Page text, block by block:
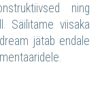
ning
Säilitame viisaka
jätab endale